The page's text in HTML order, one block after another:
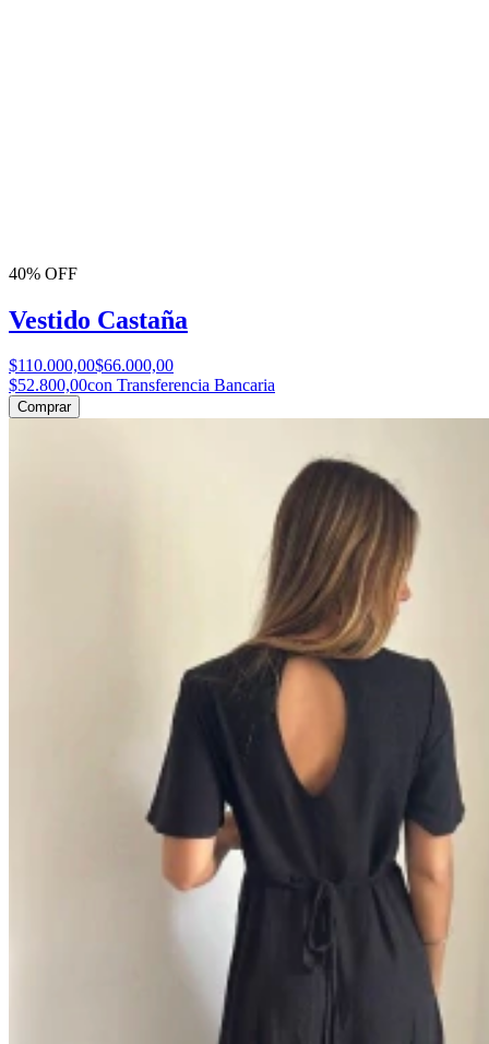
40% OFF
Vestido Castaña
$110.000,00$66.000,00
$52.800,00con Transferencia Bancaria
Comprar